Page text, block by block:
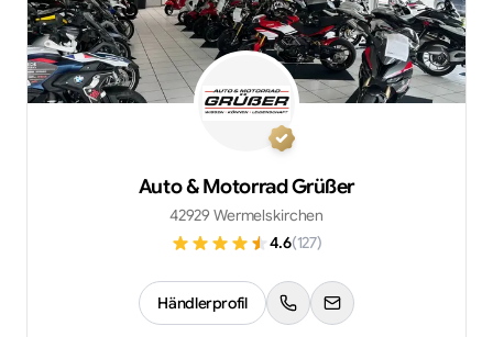
Auto & Motorrad Grüßer
42929 Wermelskirchen
4.6(127)
Händlerprofil